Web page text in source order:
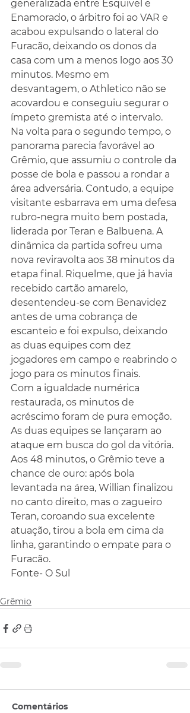
generalizada entre Esquivel e
Enamorado, o árbitro foi ao VAR e
acabou expulsando o lateral do
Furacão, deixando os donos da
casa com um a menos logo aos 30
minutos. Mesmo em
desvantagem, o Athletico não se
acovardou e conseguiu segurar o
ímpeto gremista até o intervalo.
Na volta para o segundo tempo, o
panorama parecia favorável ao
Grêmio, que assumiu o controle da
posse de bola e passou a rondar a
área adversária. Contudo, a equipe
visitante esbarrava em uma defesa
rubro-negra muito bem postada,
liderada por Teran e Balbuena. A
dinâmica da partida sofreu uma
nova reviravolta aos 38 minutos da
etapa final. Riquelme, que já havia
recebido cartão amarelo,
desentendeu-se com Benavidez
antes de uma cobrança de
escanteio e foi expulso, deixando
as duas equipes com dez
jogadores em campo e reabrindo o
jogo para os minutos finais.
Com a igualdade numérica
restaurada, os minutos de
acréscimo foram de pura emoção.
As duas equipes se lançaram ao
ataque em busca do gol da vitória.
Aos 48 minutos, o Grêmio teve a
chance de ouro: após bola
levantada na área, Willian finalizou
no canto direito, mas o zagueiro
Teran, coroando sua excelente
atuação, tirou a bola em cima da
linha, garantindo o empate para o
Furacão.
Fonte- O Sul
Grêmio
Comentários